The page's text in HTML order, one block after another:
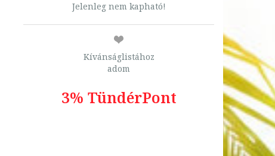
Jelenleg nem kapható!
Kívánságlistához
adom
3% TündérPont